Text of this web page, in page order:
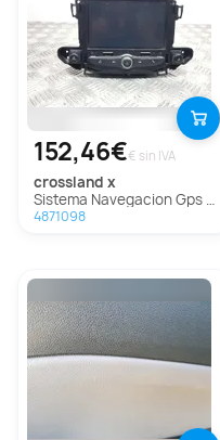
152,46€€ sin IVA
crossland x
Sistema Navegacion Gps para Opel Crossland X
4871098